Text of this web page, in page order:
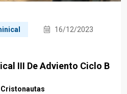
16/12/2023
III De Adviento Ciclo B
Cristonautas